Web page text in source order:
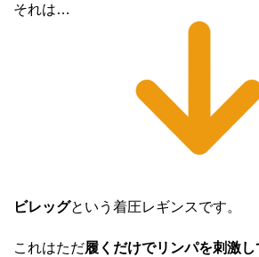
それは…
ビレッグという着圧レギンスです。
これはただ履くだけでリンパを刺激し